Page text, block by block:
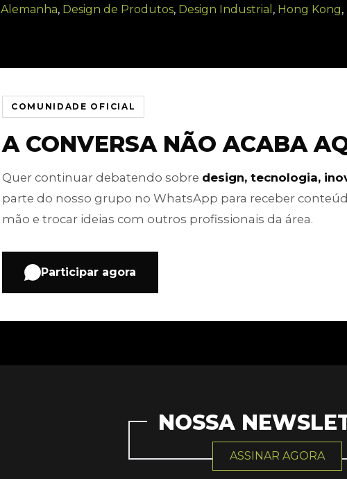
Alemanha, Design de Produtos, Design Industrial , Hong Kong,
COMUNIDADE OFICIAL
A CONVERSA NÃO ACABA
Quer continuar debatendo sobre design, tecnologia,
parte do nosso grupo no WhatsApp para receber
mão e trocar ideias com outros profissionais da área.
Participar agora
NOSSA
ASSINAR AGORA